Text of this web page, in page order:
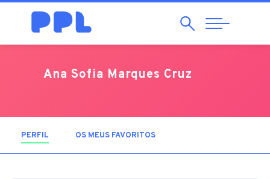
Pesquisar
Abrir
Navegação
Ana Sofia Marques Cruz
PERFIL (SEPARADOR ATIVO)
OS MEUS FAVORITOS